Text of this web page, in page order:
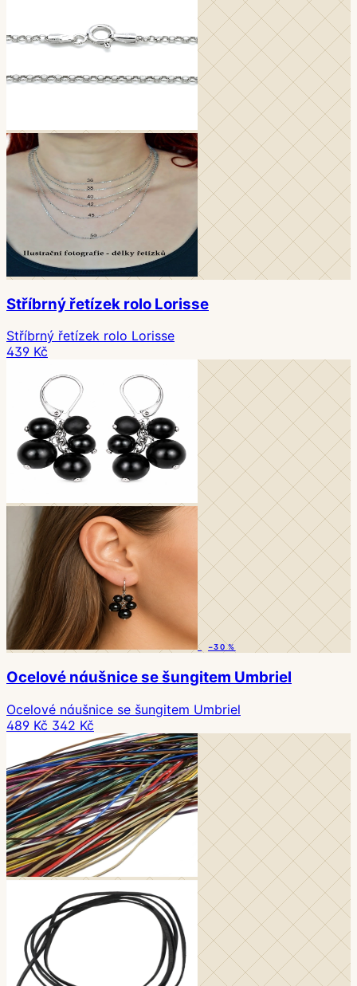
Stříbrný řetízek rolo Lorisse
Stříbrný řetízek rolo Lorisse
439 Kč
−30 %
Ocelové náušnice se šungitem Umbriel
Ocelové náušnice se šungitem Umbriel
489 Kč 342 Kč